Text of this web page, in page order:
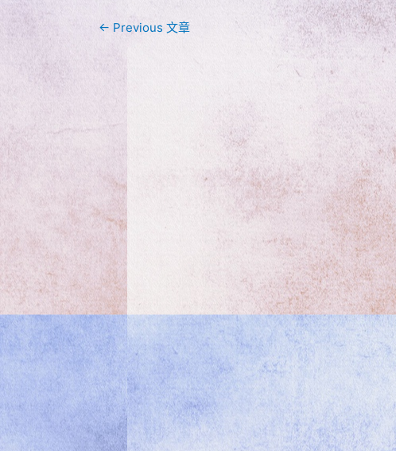
文
章
導
覽
← Previous 文章